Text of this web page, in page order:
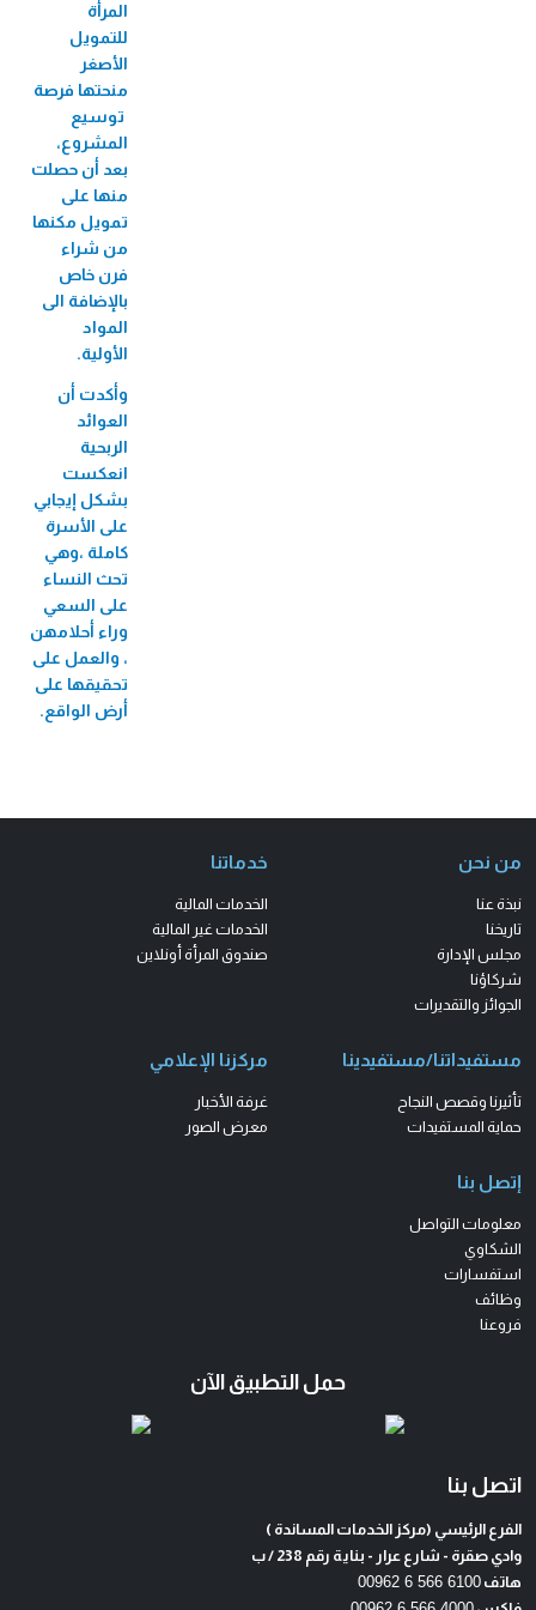
المرأة
للتمويل
الأصغر
منحتها فرصة
توسيع
المشروع،
بعد أن حصلت
منها على
تمويل مكنها
من شراء
فرن خاص
بالإضافة الى
المواد
الأولية.
وأكدت أن
العوائد
الربحية
انعكست
بشكل إيجابي
على الأسرة
كاملة ،وهي
تحث النساء
على السعي
وراء أحلامهن
، والعمل على
تحقيقها على
أرض الواقع.
من نحن
نبذة عنا
تاريخنا
مجلس الإدارة
شركاؤنا
الجوائز والتقديرات
خدماتنا
الخدمات المالية
الخدمات غير المالية
صندوق المرأة أونلاين
مستفيداتنا/مستفيدينا
تأثيرنا وقصص النجاح
حماية المستفيدات
مركزنا الإعلامي
غرفة الأخبار
معرض الصور
إتصل بنا
معلومات التواصل
الشكاوي
استفسارات
وظائف
فروعنا
حمل التطبيق الآن
اتصل بنا
الفرع الرئيسي (مركز الخدمات المساندة )
وادي صقرة - شارع عرار - بناية رقم 238 / ب
00962 6 566 6100 هاتف